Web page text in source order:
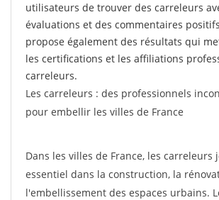
utilisateurs de trouver des carreleurs
évaluations et des commentaires
propose également des résultats qui
les certifications et les affiliations
carreleurs.
Les carreleurs : des professionnels
pour embellir les villes de France
Dans les villes de France, les carreleurs
essentiel dans la construction, la
l'embellissement des espaces urbains.